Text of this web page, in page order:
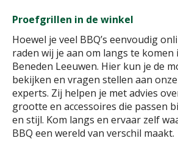
Proefgrillen in de winkel
Hoewel je veel BBQ’s eenvoudig
raden wij je aan om langs te komen
Beneden Leeuwen. Hier kun je de
bekijken en vragen stellen aan
experts. Zij helpen je met advies
grootte en accessoires die passen
en stijl. Kom langs en ervaar zelf
BBQ een wereld van verschil maakt.